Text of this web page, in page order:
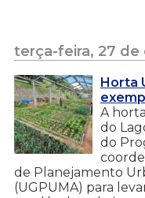
terça-feira, 27 de
Horta
A
do
do
de Planejamento
(UGPUMA) para